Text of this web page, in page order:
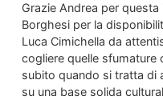
Grazie Andrea per
Borghesi per la
Luca Cimichella da
cogliere quelle sfumature
subito quando si tratta di
su una base solida